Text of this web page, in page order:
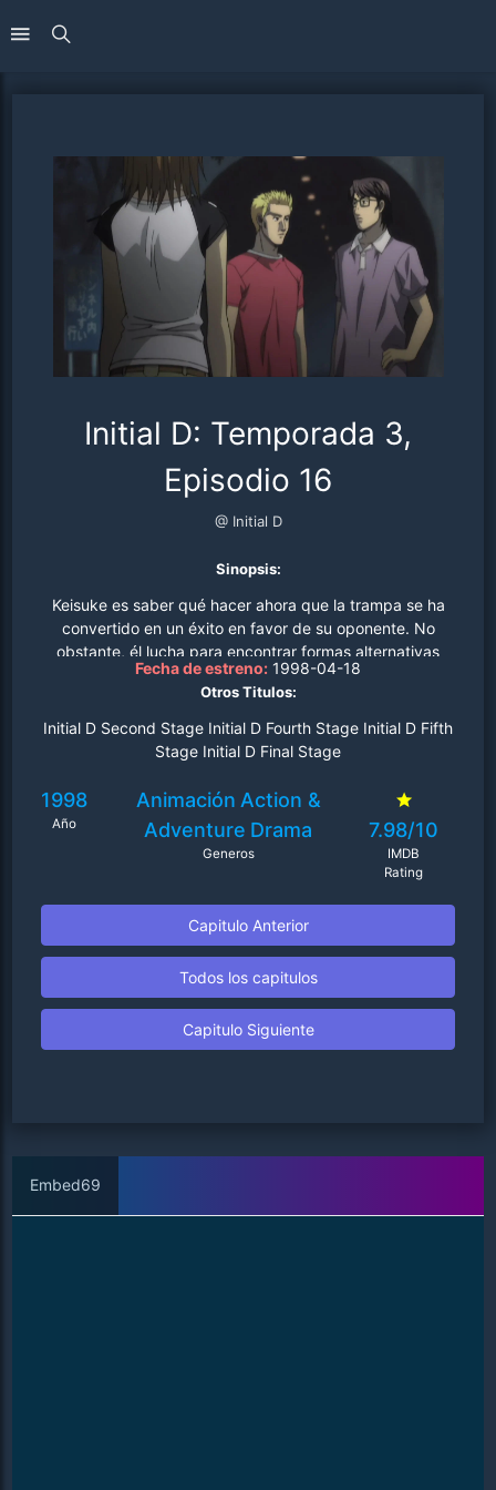
Initial D: Temporada 3,
Episodio 16
@ Initial D
Sinopsis:
Keisuke es saber qué hacer ahora que la trampa se ha
convertido en un éxito en favor de su oponente. No
obstante, él lucha para encontrar formas alternativas
para lograr sus objetivos, pero falla con poco éxito. En
lugar de renunciar, una fuente inesperada llega en su
ayuda, pero la pregunta es si o no Keisuke rompería el
código de las RedSuns competir con el orgullo como
Fecha de estreno: 1998-04-18
Otros Titulos:
Initial D Second Stage Initial D Fourth Stage Initial D Fifth
Stage Initial D Final Stage
1998
Año
Animación Action &
Adventure Drama
Generos
7.98/10
IMDB
Rating
Capitulo Anterior
Todos los capitulos
Capitulo Siguiente
Embed69